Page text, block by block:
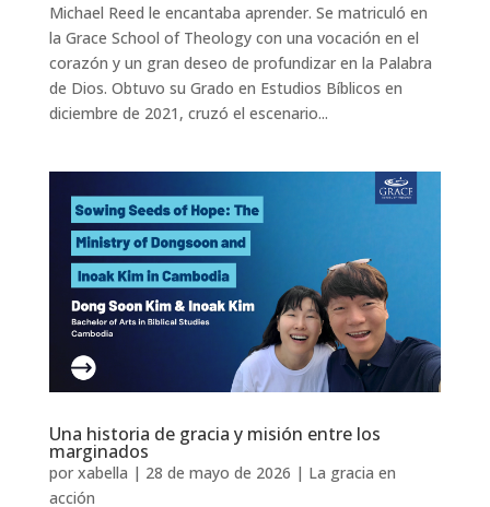
Michael Reed le encantaba aprender. Se matriculó en
la Grace School of Theology con una vocación en el
corazón y un gran deseo de profundizar en la Palabra
de Dios. Obtuvo su Grado en Estudios Bíblicos en
diciembre de 2021, cruzó el escenario...
Una historia de gracia y misión entre los
marginados
por xabella | 28 de mayo de 2026 | La gracia en
acción